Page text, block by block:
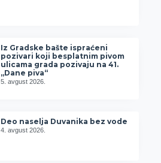
Iz Gradske bašte ispraćeni
pozivari koji besplatnim pivom
ulicama grada pozivaju na 41.
„Dane piva“
5. avgust 2026.
Deo naselja Duvanika bez vode
4. avgust 2026.